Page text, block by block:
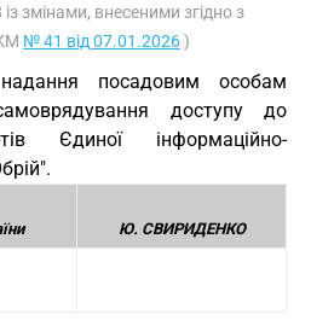
змінами, внесеними згідно з
№ 41 від 07.01.2026)
посадовим особам
доступу до
Єдиної інформаційно-
Ю. СВИРИДЕНКО